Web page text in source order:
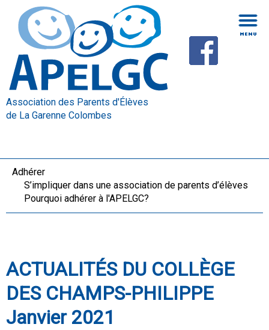
Association des Parents d'Élèves
de La Garenne Colombes
Adhérer
S’impliquer dans une association de parents d’élèves
Pourquoi adhérer à l'APELGC?
ACTUALITÉS DU COLLÈGE
DES CHAMPS-PHILIPPE
Janvier 2021